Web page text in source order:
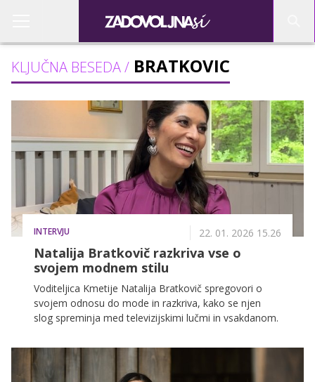
KLJUČNA BESEDA / BRATKOVIC
INTERVJU 22. 01. 2026 15.26
Natalija Bratkovič razkriva vse o
svojem modnem stilu
Voditeljica Kmetije Natalija Bratkovič spregovori o
svojem odnosu do mode in razkriva, kako se njen
slog spreminja med televizijskimi lučmi in vsakdanom.